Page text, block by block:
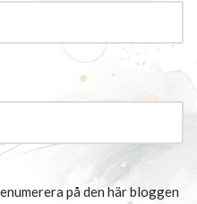
på den här bloggen